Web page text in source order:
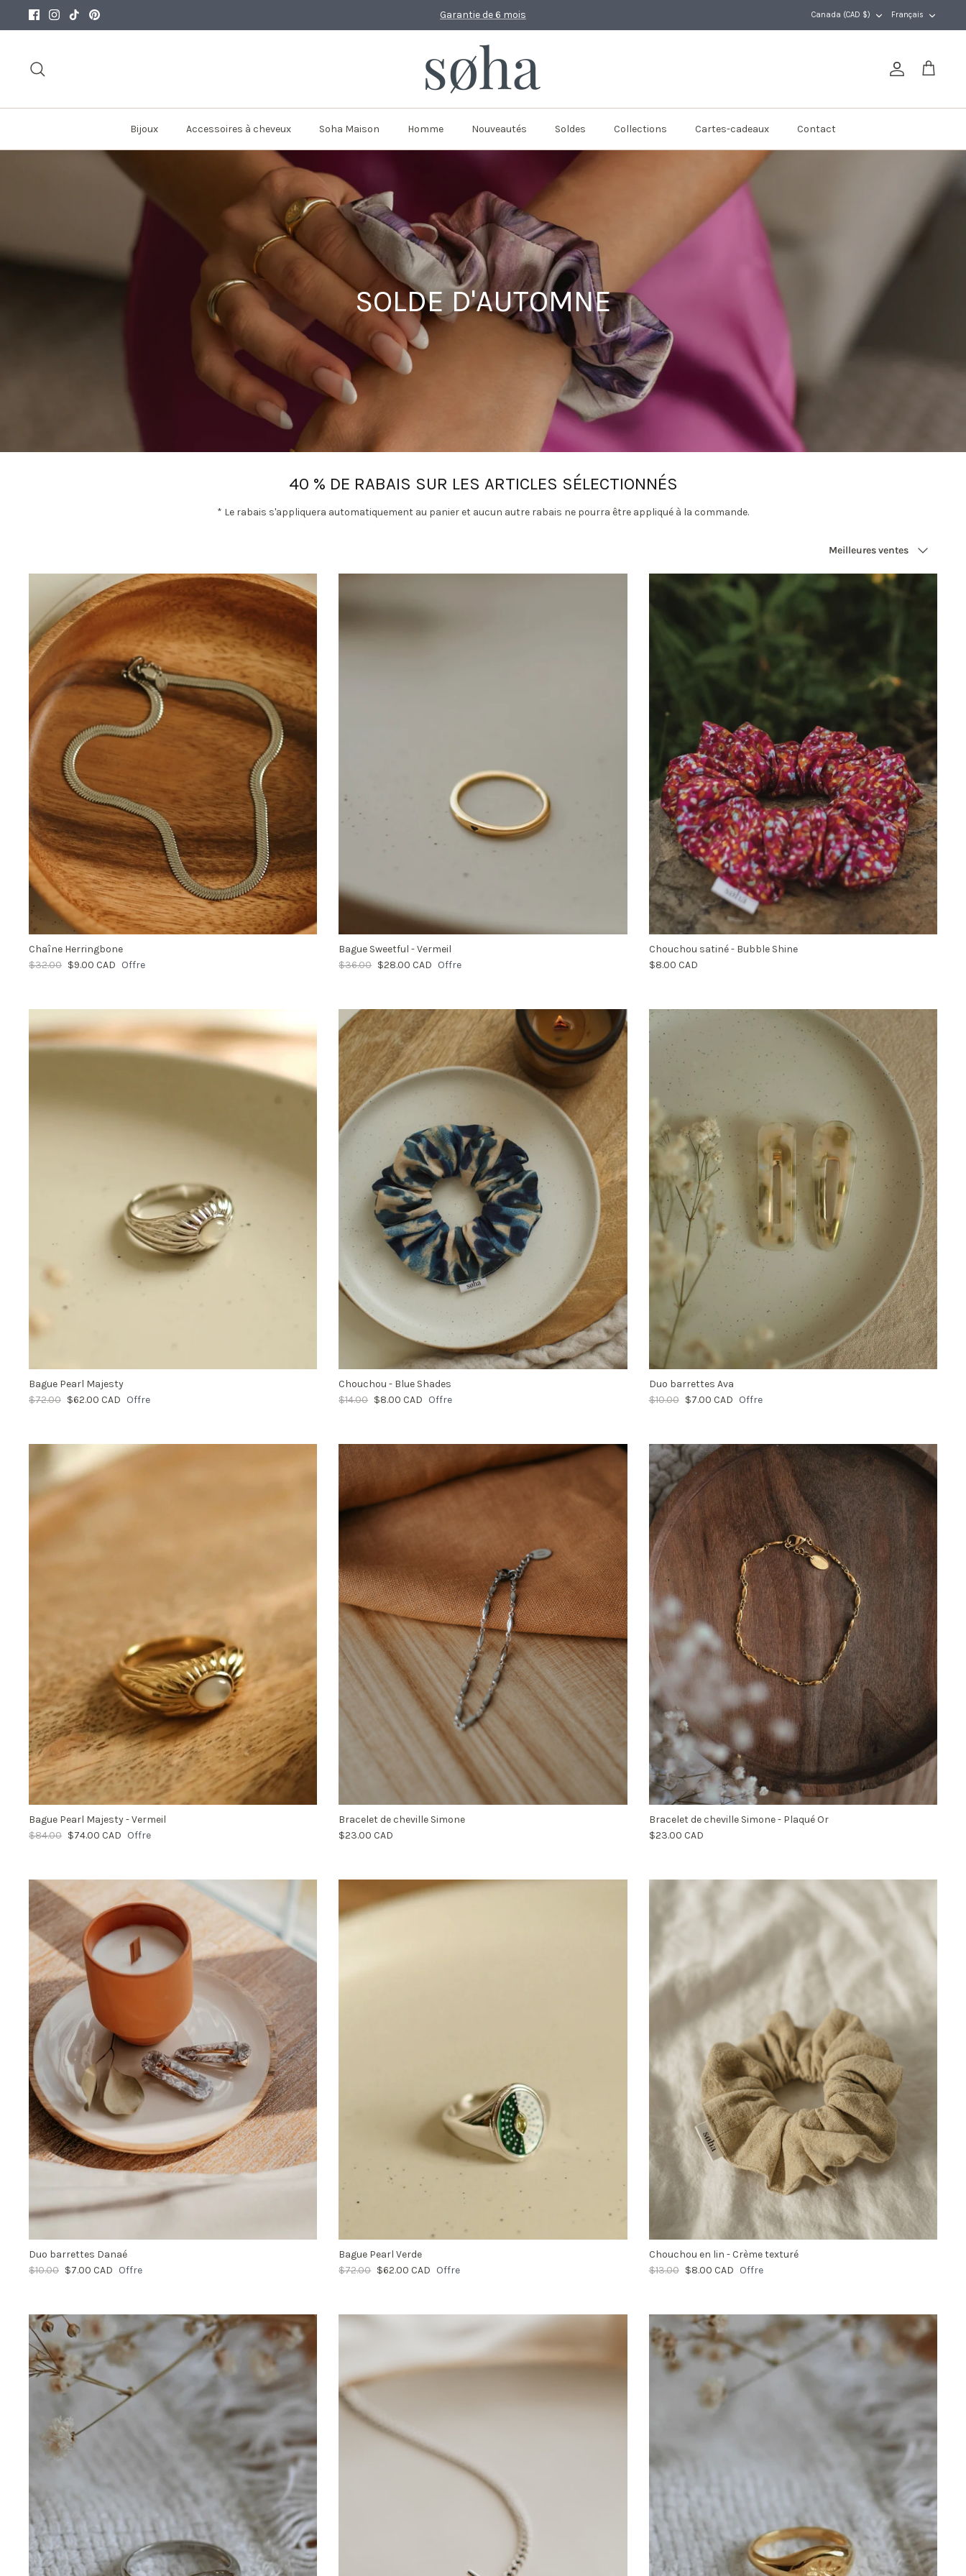
Passer
Garantie de 6 mois DEVISE
Canada (CAD $) LANGUE
Français
Compte
Panier
Bijoux Accessoires à cheveux Soha Maison Homme Nouveautés Soldes Collections Cartes-cadeaux Contact
SOLDE D'AUTOMNE
40 % DE RABAIS SUR LES ARTICLES SÉLECTIONNÉS
* Le rabais s'appliquera automatiquement au panier et aucun autre rabais ne pourra être appliqué à la commande.
par
Meilleures ventes
Chaîne Herringbone
$32.00 $9.00 CAD Offre
Bague Sweetful - Vermeil
$36.00 $28.00 CAD Offre
Chouchou satiné - Bubble Shine
$8.00 CAD
Bague Pearl Majesty
$72.00 $62.00 CAD Offre
Chouchou - Blue Shades
$14.00 $8.00 CAD Offre
Duo barrettes Ava
$10.00 $7.00 CAD Offre
Bague Pearl Majesty - Vermeil
$84.00 $74.00 CAD Offre
Bracelet de cheville Simone
$23.00 CAD
Bracelet de cheville Simone - Plaqué Or
$23.00 CAD
Duo barrettes Danaé
$10.00 $7.00 CAD Offre
Bague Pearl Verde
$72.00 $62.00 CAD Offre
Chouchou en lin - Crème texturé
$13.00 $8.00 CAD Offre